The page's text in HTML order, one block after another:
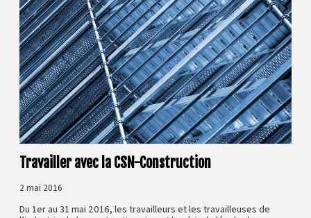
Travailler avec la CSN-Construction
2 mai 2016
Du 1er au 31 mai 2016, les travailleurs et les travailleuses de